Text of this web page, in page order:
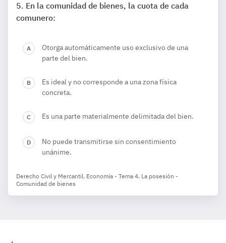
En la comunidad de bienes, la cuota de cada
comunero:
Otorga automáticamente uso exclusivo de una
parte del bien.
Es ideal y no corresponde a una zona física
concreta.
Es una parte materialmente delimitada del bien.
No puede transmitirse sin consentimiento
unánime.
Derecho Civil y Mercantil. Economía - Tema 4. La posesión -
Comunidad de bienes